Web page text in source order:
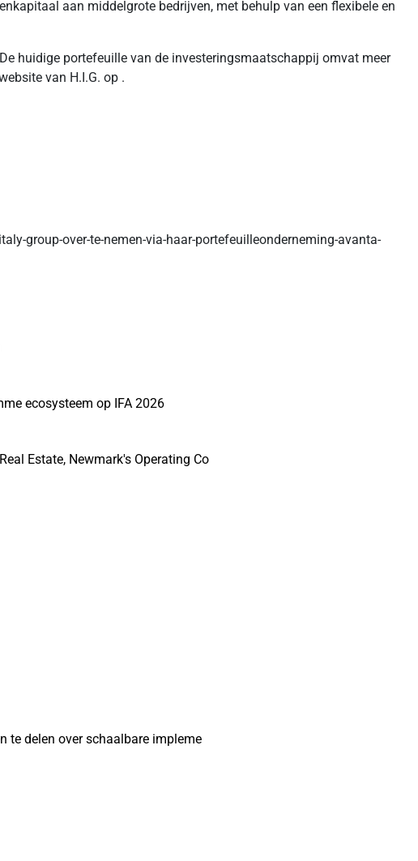
aan middelgrote bedrijven, met behulp van een flexibele en
huidige portefeuille van de investeringsmaatschappij omvat meer
van H.I.G. op .
group-over-te-nemen-via-haar-portefeuilleonderneming-avanta-
ecosysteem op IFA 2026
Estate, Newmark's Operating Co
te delen over schaalbare impleme